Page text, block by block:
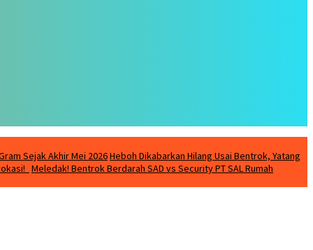
Sejak Akhir Mei 2026Heboh Dikabarkan Hilang Usai Bentrok, Yatang
Meledak! Bentrok Berdarah SAD vs Security PT SAL Rumah